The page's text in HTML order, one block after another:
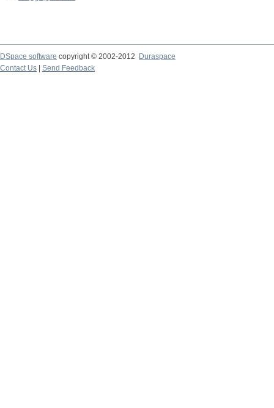
DSpace software copyright © 2002-2012
Duraspace
Contact Us
Send Feedback